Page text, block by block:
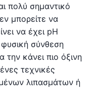
πολύ σημαντικό
μπορείτε να
να έχει pH
σύνθεση
κάνει πιο όξινη
τεχνικές
λιπασμάτων ή